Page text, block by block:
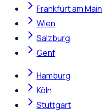
Frankfurt am Main
Wien
Salzburg
Genf
Hamburg
Köln
Stuttgart